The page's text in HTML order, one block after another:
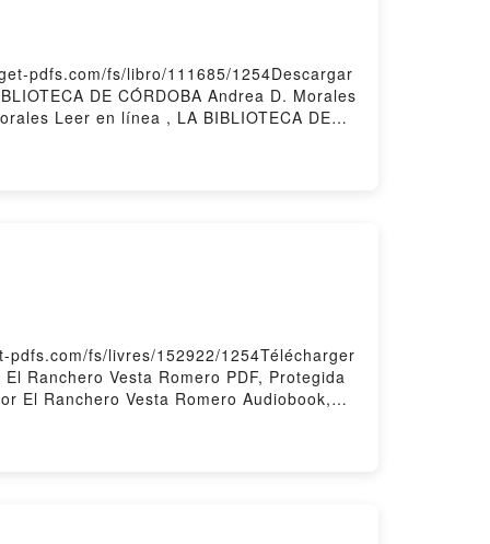
pdfs.com/fs/libro/111685/1254Descargar
DE CÓRDOBA Andrea D. Morales
Leer en línea , LA BIBLIOTECA DE
fs/livres/152922/1254Télécharger
Ranchero Vesta Romero PDF, Protegida
El Ranchero Vesta Romero Audiobook,